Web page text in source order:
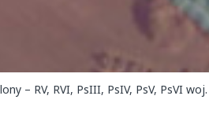
– RV, RVI, PsIII, PsIV, PsV, PsVI